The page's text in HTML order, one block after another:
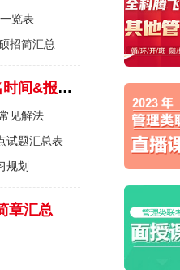
览表
招简汇总
2023MBA招生院校MBA报名时间&报名流程一览表
见解法
试题汇总表
规划
章汇总